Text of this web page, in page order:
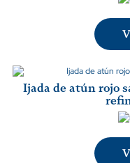
Ijada de atún rojo